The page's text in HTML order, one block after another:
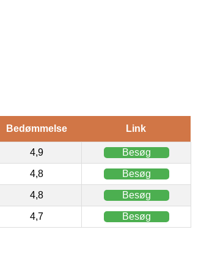
Bedømmelse Link
4,9 Besøg
4,8 Besøg
4,8 Besøg
4,7 Besøg